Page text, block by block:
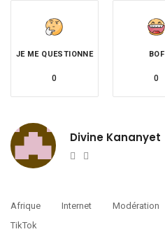
JE ME QUESTIONNE
0
BOF
0
Divine Kananyet
Website
Afrique Internet Modération
TikTok